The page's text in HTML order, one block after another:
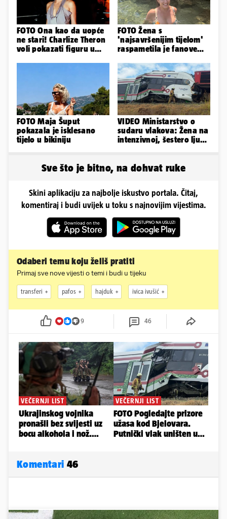
FOTO Ona kao da uopće
ne stari! Charlize Theron
voli pokazati figuru u
FOTO Žena s
'najsavršenijim tijelom'
raspametila je fanove
plićaka
FOTO Maja Šuput
pokazala je isklesano
tijelo u bikiniju
VIDEO Ministarstvo o
sudaru vlakova: Žena na
intenzivnoj, šestero ljudi
Sve što je bitno, na dohvat ruke
Skini aplikaciju za najbolje iskustvo portala. Čitaj,
komentiraj i budi uvijek u toku s najnovijim vijestima.
Odaberi temu koju želiš pratiti
Primaj sve nove vijesti o temi i budi u tijeku
transferi pafos hajduk ivica ivušić
9 46
Komentari 46